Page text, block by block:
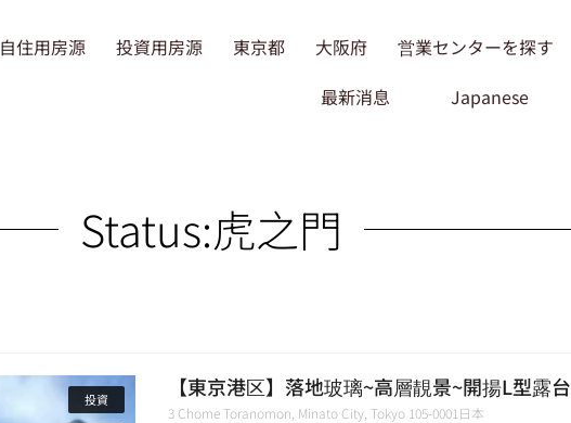
自住用房源 投資用房源 東京都 大阪府 営業センターを探す
最新消息
Japanese
Status:虎之門
投資 【東京港区】落地玻璃~高層靚景~開揚L型露台
3 Chome Toranomon, Minato City, Tokyo 105-0001日本